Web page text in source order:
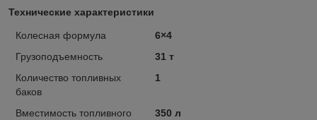
Технические характеристики
Колесная формула
6×4
Грузоподъемность
31 т
Количество топливных
баков
1
Вместимость топливного
350 л